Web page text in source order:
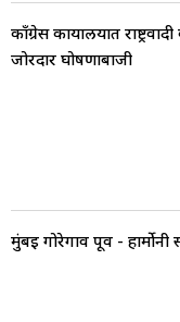
काँग्रेस कार्यालयात
जोरदार घोषणाबाजी
मुंबई गोरेगाव पूर्व -